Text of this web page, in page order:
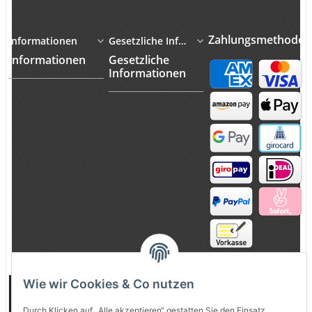
Wie wir Cookies & Co nutzen
Informationen
Informationen
Gesetzliche Informationen
Gesetzliche
Informationen
Zahlungsmethoden
Vertrag
widerrufen